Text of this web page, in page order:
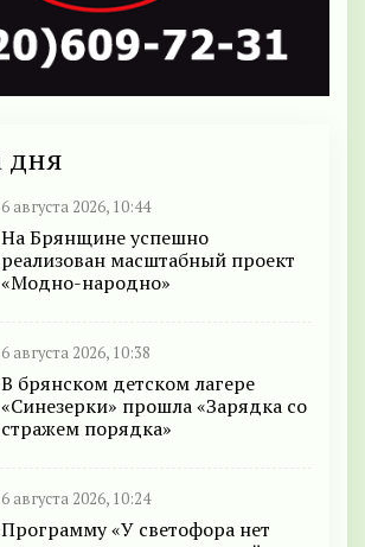
дня
6 августа 2026, 10:44
На Брянщине успешно
реализован масштабный проект
«Модно-народно»
6 августа 2026, 10:38
В брянском детском лагере
«Синезерки» прошла «Зарядка со
стражем порядка»
6 августа 2026, 10:24
Программу «У светофора нет